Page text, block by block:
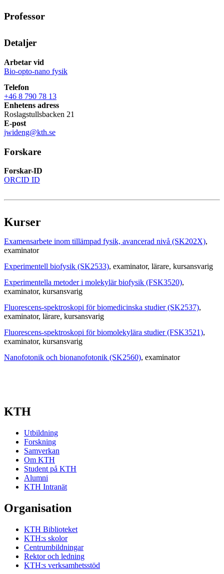
Professor
Detaljer
Arbetar vid
Bio-opto-nano fysik
Telefon
+46 8 790 78 13
Enhetens adress
Roslagstullsbacken 21
E-post
jwideng@kth.se
Forskare
Forskar-ID
ORCID ID
Kurser
Examensarbete inom tillämpad fysik, avancerad nivå (SK202X),
examinator
Experimentell biofysik (SK2533), examinator, lärare, kursansvarig
Experimentella metoder i molekylär biofysik (FSK3520),
examinator, kursansvarig
Fluorescens-spektroskopi för biomedicinska studier (SK2537),
examinator, lärare, kursansvarig
Fluorescens-spektroskopi för biomolekylära studier (FSK3521),
examinator, kursansvarig
Nanofotonik och bionanofotonik (SK2560), examinator
KTH
Utbildning
Forskning
Samverkan
Om KTH
Student på KTH
Alumni
KTH Intranät
Organisation
KTH Biblioteket
KTH:s skolor
Centrumbildningar
Rektor och ledning
KTH:s verksamhetsstöd